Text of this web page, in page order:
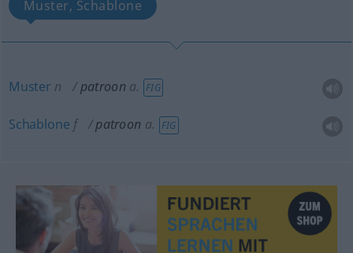
Muster, Schablone
Muster n patroon a. FIG
Schablone f patroon a. FIG